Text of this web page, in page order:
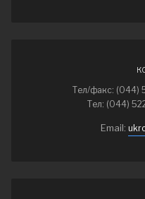
Тел/факс: (044)
Тел: (044)
Email: